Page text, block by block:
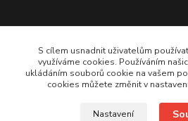
VSTUPTE Koni
S cílem usnadnit uživatelům
využíváme cookies. Používáním
ukládáním souborů cookie na vašem
cookies můžete změnit v
Nastavení